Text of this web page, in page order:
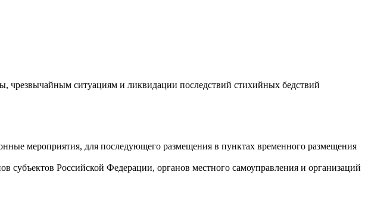
чрезвычайным ситуациям и ликвидации последствий стихийных бедствий
мероприятия, для последующего размещения в пунктах временного размещения
Российской Федерации, органов местного самоуправления и организаций